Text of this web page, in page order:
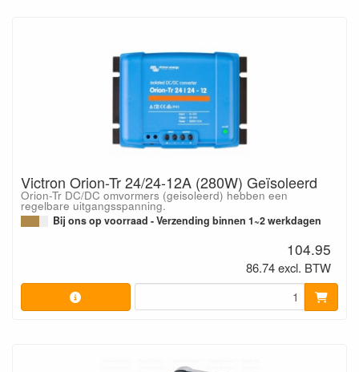
Victron Orion-Tr 24/24-12A (280W) Geïsoleerd
Orion-Tr DC/DC omvormers (geisoleerd) hebben een
regelbare uitgangsspanning.
Bij ons op voorraad - Verzending binnen 1~2 werkdagen
104.95
86.74 excl. BTW